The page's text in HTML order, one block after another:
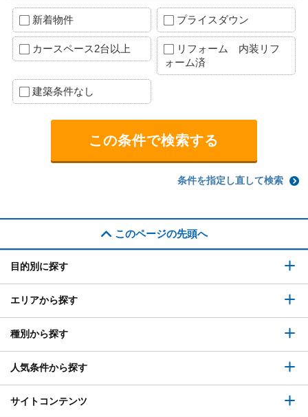
新着物件 プライスダウン
カースペース2台以上
リフォーム 内装リフ
ォーム済
建築条件なし
条件を指定し直して検索
このページの先頭へ
目的別に探す
エリアから探す
種別から探す
人気条件から探す
サイトコンテンツ